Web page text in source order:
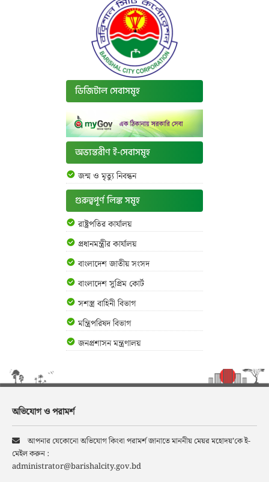
ডিজিটাল সেবাসমূহ
অভ্যন্তরীণ ই-সেবাসমূহ
জন্ম ও মৃত্যু নিবন্ধন
গুরুত্বপূর্ণ লিঙ্ক সমূহ
রাষ্ট্রপতির কার্যালয়
প্রধানমন্ত্রীর কার্যালয়
বাংলাদেশ জাতীয় সংসদ
বাংলাদেশ সুপ্রিম কোর্ট
সশস্ত্র বাহিনী বিভাগ
মন্ত্রিপরিষদ বিভাগ
জনপ্রশাসন মন্ত্রণালয়
অভিযোগ ও পরামর্শ
আপনার যেকোনো অভিযোগ কিংবা পরামর্শ জানাতে মাননীয় মেয়র মহোদয়’কে ই-
মেইল করুন :
administrator@barishalcity.gov.bd